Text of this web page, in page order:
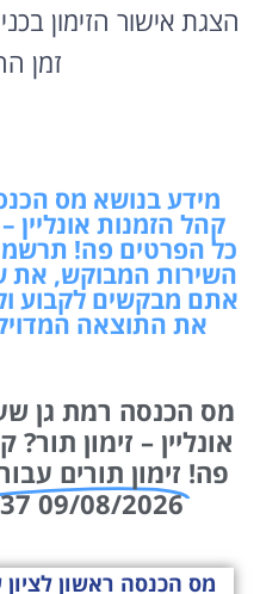
הצגת אישור הזימון
זמן
מידע בנושא מס
קהל הזמנות אונליין
כל הפרטים פה!
השירות המבוקש, את
אתם מבקשים לקבוע
את התוצאה
מס הכנסה רמת גן
אונליין – זימון
פה! זימון תורים
09/08/2026 18:37 שמחנו לעזור!
מס הכנסה ראשון